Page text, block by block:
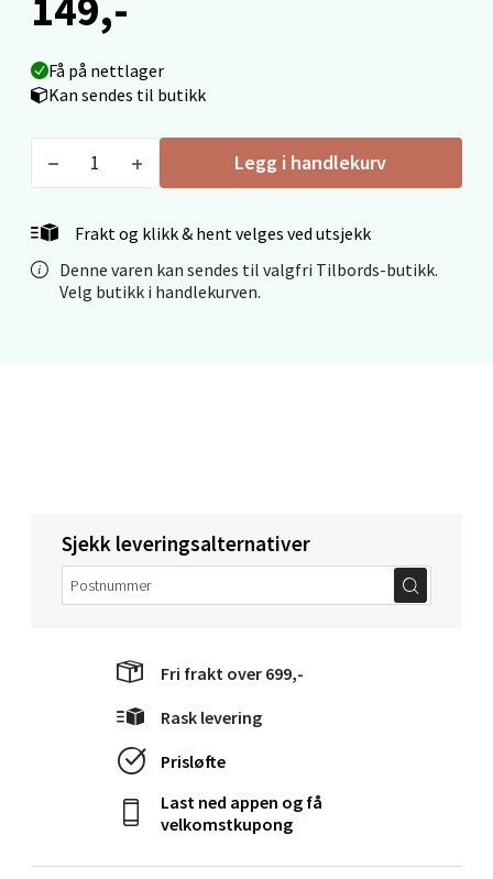
Få på nettlager
Kan sendes til butikk
Legg i handlekurv
Frakt og klikk & hent velges ved utsjekk
Denne varen kan sendes til valgfri Tilbords-butikk.
Velg butikk i handlekurven.
Sjekk leveringsalternativer
Fri frakt over 699,-
Rask levering
Prisløfte
Last ned appen og få
velkomstkupong
Mo i Rana - Thon Senter Mo i Rana
Åpent i dag 09-19
Torget 1, 6413 Molde
Åpent i dag 10-20